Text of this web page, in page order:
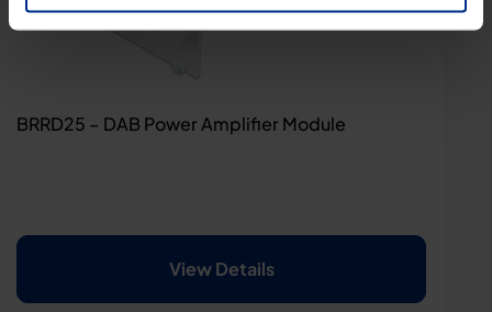
BRRD25 – DAB Power Amplifier Module
View Details